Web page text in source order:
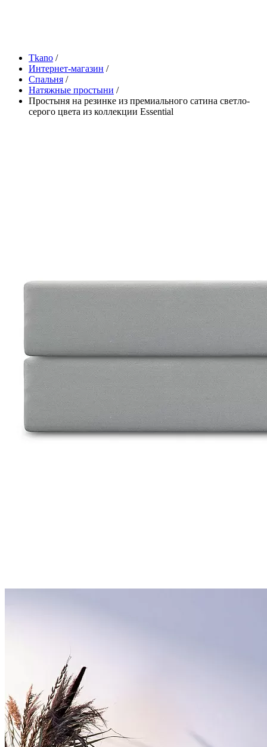
Tkano /
Интернет-магазин /
Спальня /
Натяжные простыни /
Простыня на резинке из премиального сатина светло-
серого цвета из коллекции Essential